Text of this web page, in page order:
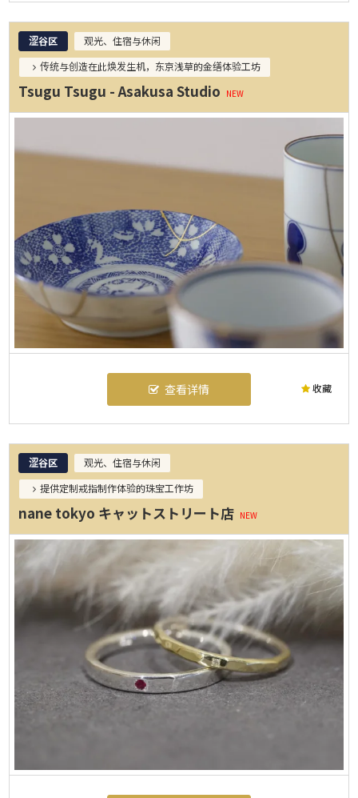
涩谷区
观光、住宿与休闲
传统与创造在此焕发生机，东京浅草的金缮体验工坊
收藏
Tsugu Tsugu - Asakusa Studio NEW
查看详情
涩谷区
观光、住宿与休闲
提供定制戒指制作体验的珠宝工作坊
nane tokyo キャットストリート店 NEW